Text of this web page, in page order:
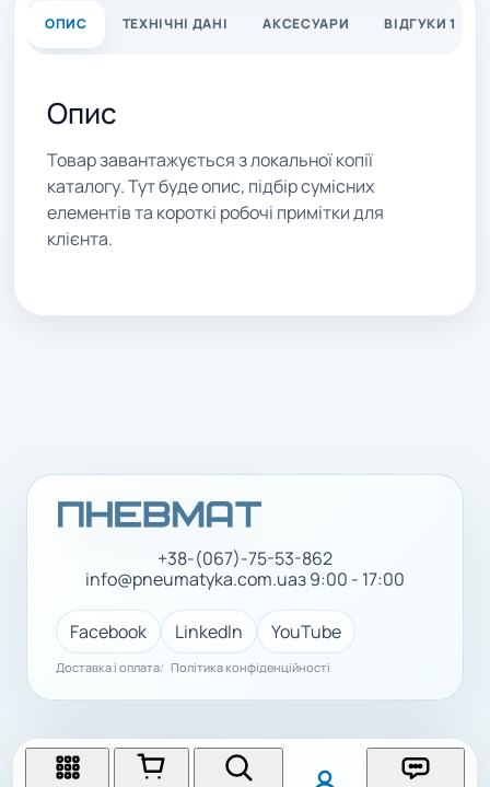
ОПИС ТЕХНІЧНІ ДАНІ АКСЕСУАРИ ВІДГУКИ 1
Опис
Товар завантажується з локальної копії
каталогу. Тут буде опис, підбір сумісних
елементів та короткі робочі примітки для
клієнта.
+38-(067)-75-53-862
info@pneumatyka.com.uaз 9:00 - 17:00
Facebook LinkedIn YouTube
Доставка і оплата Політика конфіденційності